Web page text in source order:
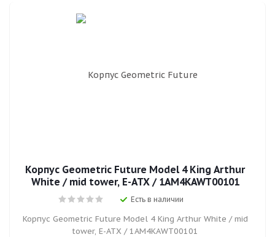
Корпус Geometric Future Model 4 King Arthur
White / mid tower, E-ATX / 1AM4KAWT00101
Есть в наличии
Корпус Geometric Future Model 4 King Arthur White / mid
tower, E-ATX / 1AM4KAWT00101